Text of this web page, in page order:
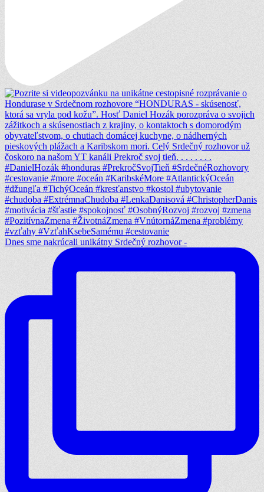
Dnes sme nakrúcali unikátny Srdečný rozhovor -